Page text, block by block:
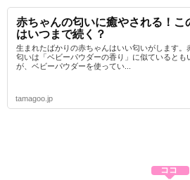
赤ちゃんの匂いに癒やされる！こ
はいつまで続く？
生まれたばかりの赤ちゃんはいい匂いがします。
匂いは「ベビーパウダーの香り」に似ているとも
が、ベビーパウダーを使ってい...
tamagoo.jp